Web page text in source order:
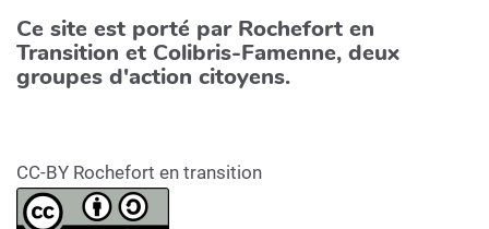
Ce site est porté par Rochefort en
Transition et Colibris-Famenne, deux
groupes d'action citoyens.
CC-BY Rochefort en transition